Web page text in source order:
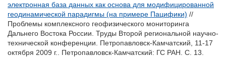
электронная база данных как основа для модифициро­ванной
геодинамической парадигмы (на примере Пацифики) //
Проблемы комплексного геофизического мониторинга
Дальнего Востока России. Труды Второй региональной научно-
технической конференции. Петропавловск-Камчатский, 11-17
октября 2009 г.. Петропавловск-Камчатский: ГС РАН. С. 13.